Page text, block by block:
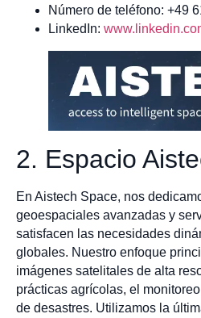
Número de teléfono: +49
LinkedIn:
2. Espacio
En Aistech Space, nos
geoespaciales avanzadas y
satisfacen las necesidades
globales. Nuestro enfoque
imágenes satelitales de alta
prácticas agrícolas, el
de desastres. Utilizamos la